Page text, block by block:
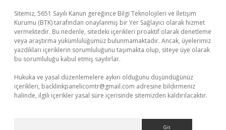
Sitemiz, 5651 Sayılı Kanun gereğince Bilgi Teknolojileri ve İletişim
Kurumu (BTK) tarafından onaylanmış bir Yer Sağlayıcı olarak hizmet
vermektedir. Bu nedenle, sitedeki içerikleri proaktif olarak denetleme
veya araştırma yükümlülüğümüz bulunmamaktadır. Ancak, üyelerimiz
yazdıkları içeriklerin sorumluluğunu taşımakta olup, siteye üye olarak
bu sorumluluğu kabul etmiş sayılırlar.
Hukuka ve yasal düzenlemelere aykırı olduğunu düşündüğünüz
içerikleri, backlinkpanelicomtr@gmail.com adresine bildirmeniz
halinde, ilgili içerikler yasal süre içerisinde sitemizden kaldırılacaktır.